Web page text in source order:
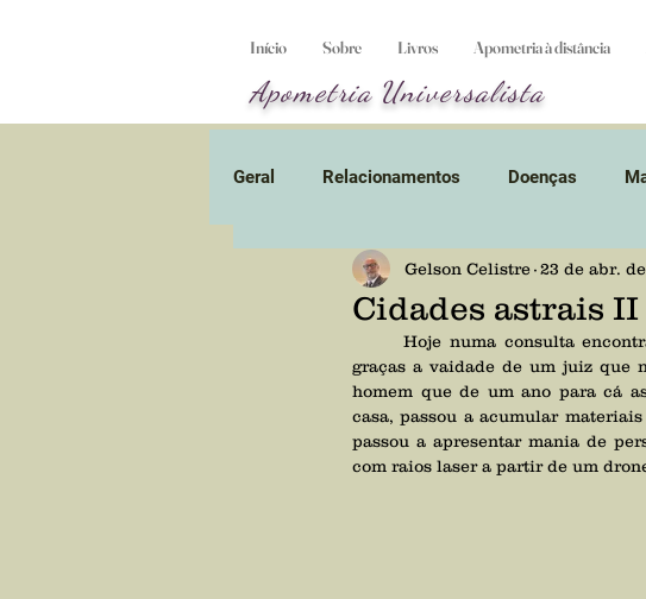
Início Sobre Livros Apometria à distância
Apometria Universalista
Geral Relacionamentos Doenças
Obsessão Umbral Entidades
Planeta-prisão Alienígenas
Divórcio energético Vídeos Curta
Cidades astrais II
Gelson Celistre 23 de abr.
graças a vaidade de um juiz que
homem que de um ano para cá
casa, passou a acumular
passou a apresentar mania de
com raios laser a partir de um